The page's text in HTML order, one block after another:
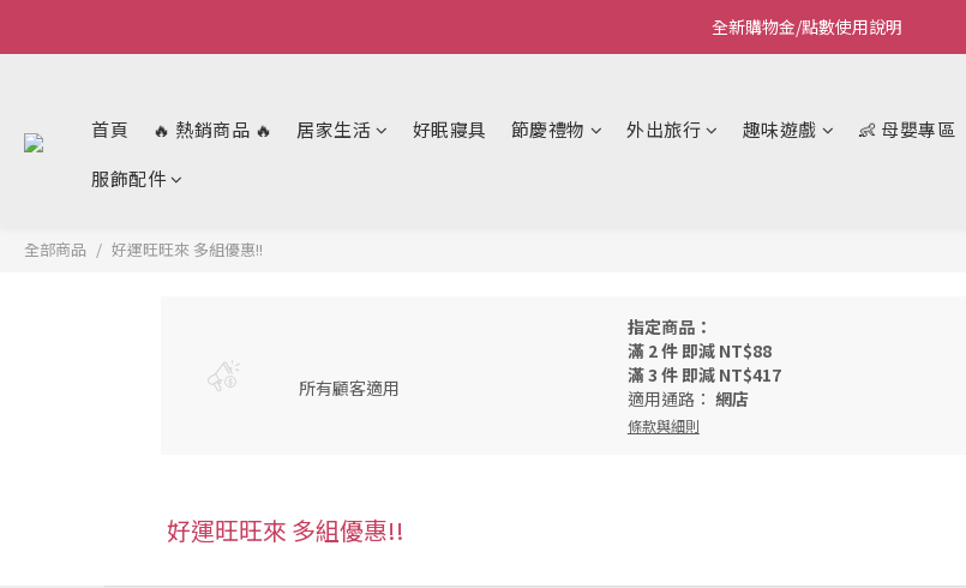
Welcome~私藏生活~
全新購物金/點數使用說明
首頁 🔥 熱銷商品 🔥 居家生活 好眠寢具 節慶禮物 外出旅行 趣味遊戲 👶 母嬰專區
服飾配件
全部商品 好運旺旺來 多組優惠!!
所有顧客適用
指定商品：
滿 2 件 即減 NT$88
滿 3 件 即減 NT$417
適用通路： 網店
條款與細則
好運旺旺來 多組優惠!!